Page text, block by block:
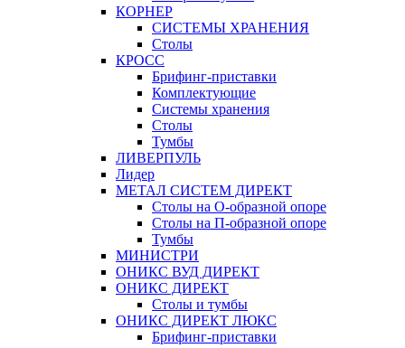
КОРНЕР
СИСТЕМЫ ХРАНЕНИЯ
Столы
КРОСС
Брифинг-приставки
Комплектующие
Системы хранения
Столы
Тумбы
ЛИВЕРПУЛЬ
Лидер
МЕТАЛ СИСТЕМ ДИРЕКТ
Столы на О-образной опоре
Столы на П-образной опоре
Тумбы
МИНИСТРИ
ОНИКС ВУД ДИРЕКТ
ОНИКС ДИРЕКТ
Столы и тумбы
ОНИКС ДИРЕКТ ЛЮКС
Брифинг-приставки